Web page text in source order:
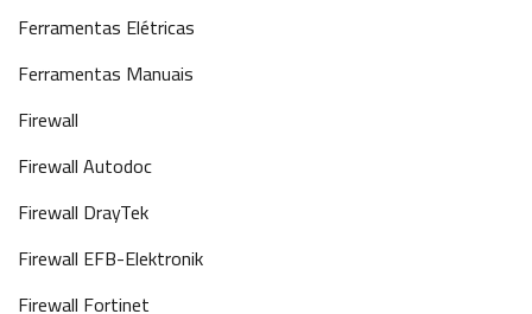
Ferramentas Elétricas
Ferramentas Manuais
Firewall
Firewall Autodoc
Firewall DrayTek
Firewall EFB-Elektronik
Firewall Fortinet